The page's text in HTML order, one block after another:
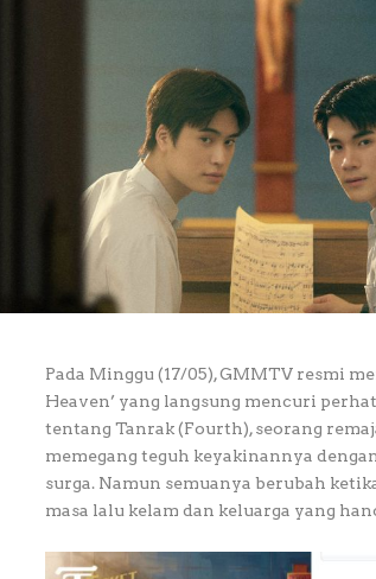
Pada Minggu (17/05), GMMTV resmi
Heaven’ yang langsung mencuri
tentang Tanrak (Fourth), seorang
memegang teguh keyakinannya
surga. Namun semuanya berubah
masa lalu kelam dan keluarga yang